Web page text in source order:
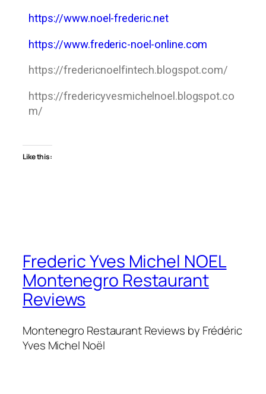
https://www.noel-frederic.net
https://www.frederic-noel-online.com
https://fredericnoelfintech.blogspot.com/
https://fredericyvesmichelnoel.blogspot.co
m/
Like this:
Frederic Yves Michel NOEL
Montenegro Restaurant
Reviews
Montenegro Restaurant Reviews by Frédéric
Yves Michel Noël